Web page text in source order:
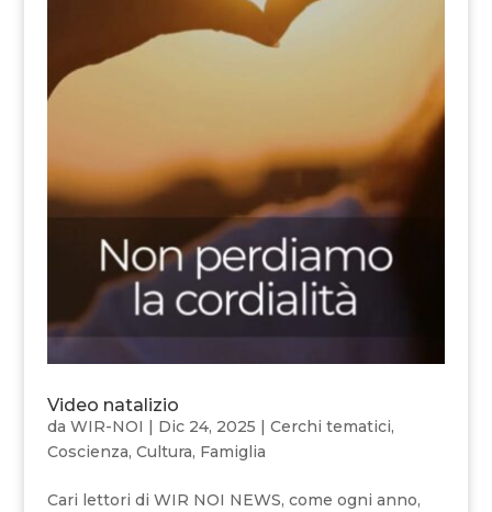
Video natalizio
da WIR-NOI | Dic 24, 2025 | Cerchi tematici,
Coscienza, Cultura, Famiglia
Cari lettori di WIR NOI NEWS, come ogni anno,